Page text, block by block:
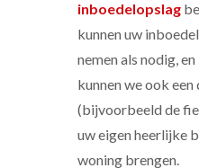
inboedelopslag
kunnen uw
nemen als nodig,
kunnen we ook een
(bijvoorbeeld de
uw eigen heerlijke
woning brengen.